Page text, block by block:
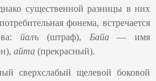
существенной разницы в них
фонема, встречается
йалъ (штраф), Байа— имя
айта (прекрасный).
сверхслабый щелевой боковой